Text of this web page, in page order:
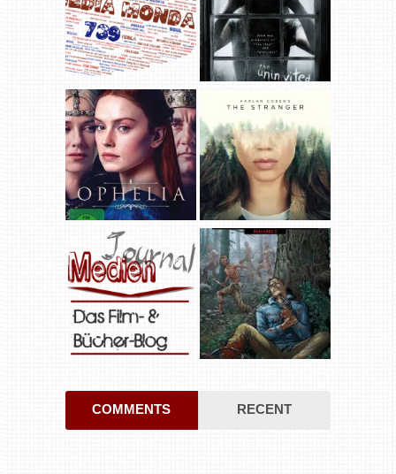
COMMENTS RECENT